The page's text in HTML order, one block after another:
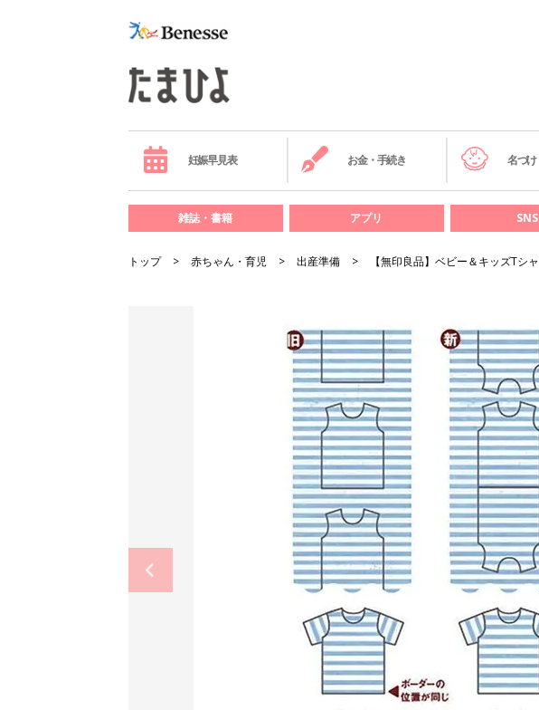
妊娠早見表 お金・手続き 名づけ
雑誌・書籍 アプリ SNS
トップ 赤ちゃん・育児 出産準備 【無印良品】ベビー＆キッズTシ